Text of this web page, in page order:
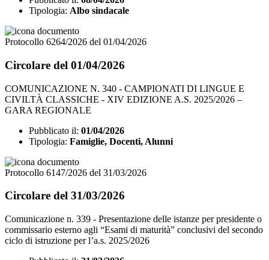
Tipologia: Albo sindacale
Protocollo 6264/2026 del 01/04/2026
Circolare del 01/04/2026
COMUNICAZIONE N. 340 - CAMPIONATI DI LINGUE E
CIVILTÀ CLASSICHE - XIV EDIZIONE A.S. 2025/2026 –
GARA REGIONALE
Pubblicato il: 01/04/2026
Tipologia: Famiglie, Docenti, Alunni
Protocollo 6147/2026 del 31/03/2026
Circolare del 31/03/2026
Comunicazione n. 339 - Presentazione delle istanze per presidente o
commissario esterno agli “Esami di maturità” conclusivi del secondo
ciclo di istruzione per l’a.s. 2025/2026